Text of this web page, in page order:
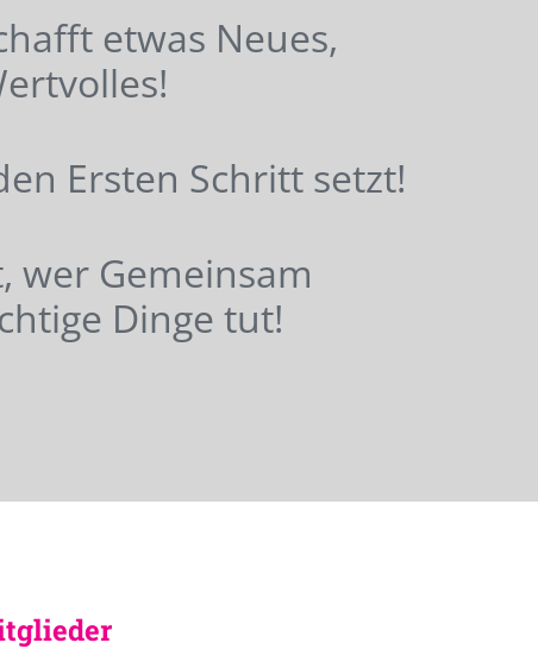
etwas Neues,
Ersten Schritt setzt!
wer Gemeinsam
Dinge tut!